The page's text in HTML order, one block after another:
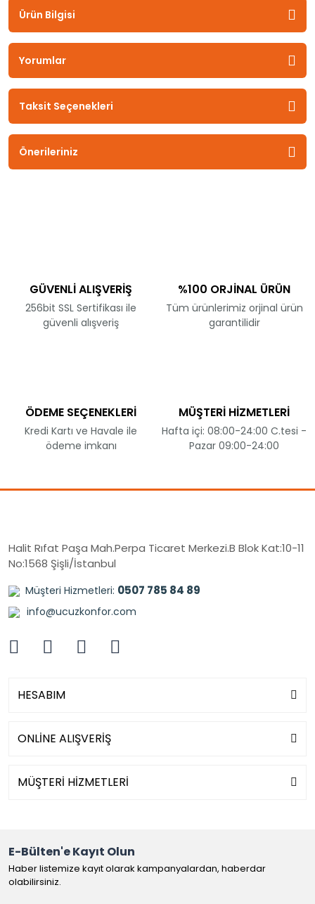
Ürün Bilgisi
Yorumlar
Taksit Seçenekleri
Önerileriniz
GÜVENLİ ALIŞVERİŞ
256bit SSL Sertifikası ile
güvenli alışveriş
%100 ORJİNAL ÜRÜN
Tüm ürünlerimiz orjinal ürün
garantilidir
ÖDEME SEÇENEKLERİ
Kredi Kartı ve Havale ile
ödeme imkanı
MÜŞTERİ HİZMETLERİ
Hafta içi: 08:00-24:00 C.tesi -
Pazar 09:00-24:00
Halit Rıfat Paşa Mah.Perpa Ticaret Merkezi.B Blok Kat:10-11
No:1568 Şişli/İstanbul
Müşteri Hizmetleri: 0507 785 84 89
info@ucuzkonfor.com
HESABIM
ONLİNE ALIŞVERİŞ
MÜŞTERİ HİZMETLERİ
E-Bülten'e Kayıt Olun
Haber listemize kayıt olarak kampanyalardan, haberdar
olabilirsiniz.